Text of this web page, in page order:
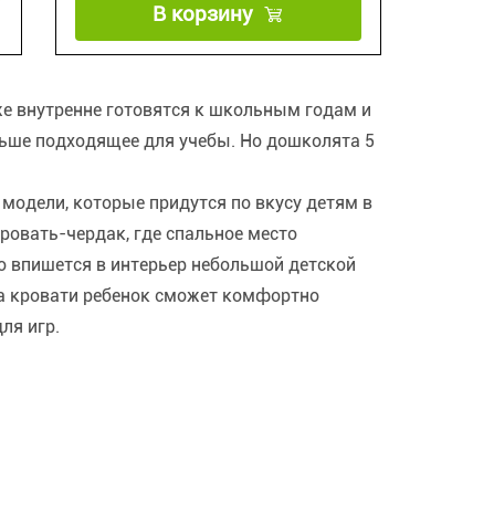
В корзину
внутренне готовятся к школьным годам и
подходящее для учебы. Но дошколята 5
которые придутся по вкусу детям в
чердак, где спальное место
в интерьер небольшой детской
кровати ребенок сможет комфортно
игр.